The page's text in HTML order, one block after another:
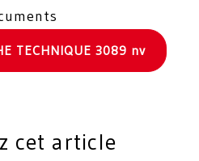
TECHNIQUE 3089 nv
cet article